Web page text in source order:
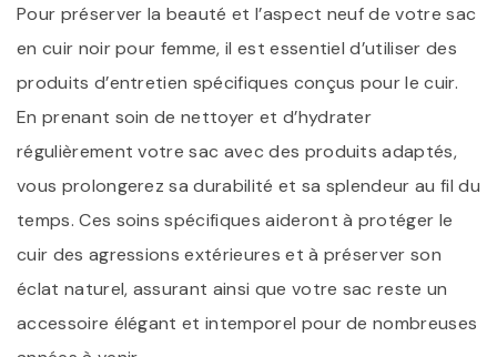
Pour préserver la beauté et l’aspect neuf de votre sac
en cuir noir pour femme, il est essentiel d’utiliser des
produits d’entretien spécifiques conçus pour le cuir.
En prenant soin de nettoyer et d’hydrater
régulièrement votre sac avec des produits adaptés,
vous prolongerez sa durabilité et sa splendeur au fil du
temps. Ces soins spécifiques aideront à protéger le
cuir des agressions extérieures et à préserver son
éclat naturel, assurant ainsi que votre sac reste un
accessoire élégant et intemporel pour de nombreuses